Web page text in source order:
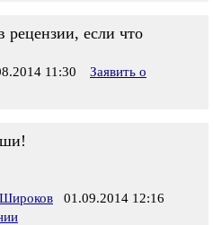
рецензии, если что
11:30
Заявить о
01.09.2014 12:16